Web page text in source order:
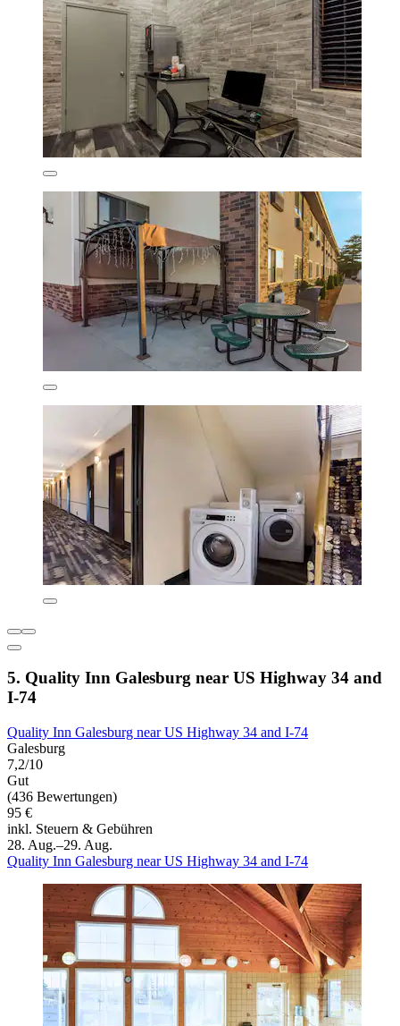
5. Quality Inn Galesburg near US Highway 34 and
I-74
Quality Inn Galesburg near US Highway 34 and I-74
Galesburg
7,2/10
Gut
(436 Bewertungen)
95 €
inkl. Steuern & Gebühren
28. Aug.–29. Aug.
Quality Inn Galesburg near US Highway 34 and I-74